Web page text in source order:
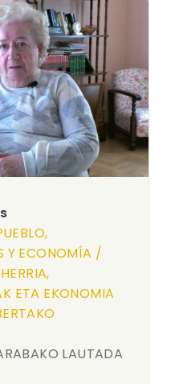
Y ECONOMÍA /
ETA EKONOMIA
LAUTADA